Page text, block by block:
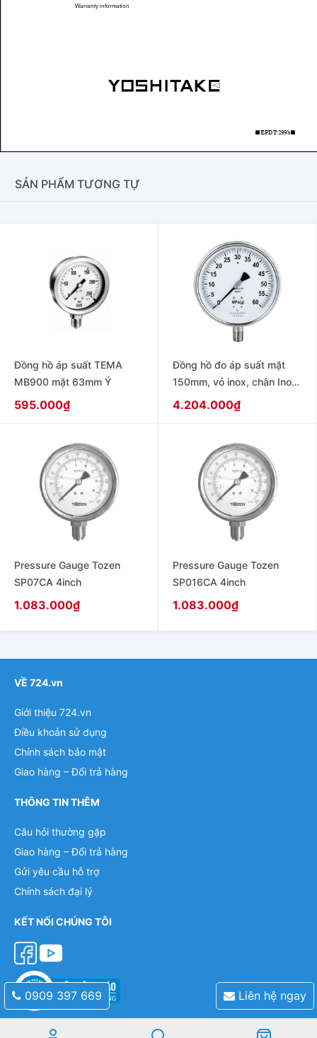
SẢN PHẨM TƯƠNG TỰ
Đồng hồ áp suất TEMA
MB900 mặt 63mm Ý
595.000₫
Đồng hồ đo áp suất mặt
150mm, vỏ inox, chân Inox,
chân đứng, không dầu,
4.204.000₫
Pressure Gauge Tozen
SP07CA 4inch
1.083.000₫
Pressure Gauge Tozen
SP016CA 4inch
1.083.000₫
VỀ 724.vn
Giới thiệu 724.vn
Điều khoản sử dụng
Chính sách bảo mật
Giao hàng – Đổi trả hàng
THÔNG TIN THÊM
Câu hỏi thường gặp
Giao hàng – Đổi trả hàng
Gửi yêu cầu hỗ trợ
Chính sách đại lý
KẾT NỐI CHÚNG TÔI
0909 397 669 Liên hệ ngay